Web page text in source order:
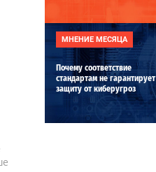
МНЕНИЕ МЕСЯЦА
Почему соответствие
стандартам не гарантирует
защиту от киберугроз